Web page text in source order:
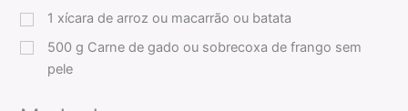
1 xícara de arroz ou macarrão ou batata
500 g Carne de gado ou sobrecoxa de frango sem
pele